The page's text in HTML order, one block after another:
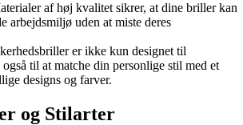
af høj kvalitet sikrer, at dine briller kan
arbejdsmiljø uden at miste deres
er ikke kun designet til
til at matche din personlige stil med et
designs og farver.
og Stilarter